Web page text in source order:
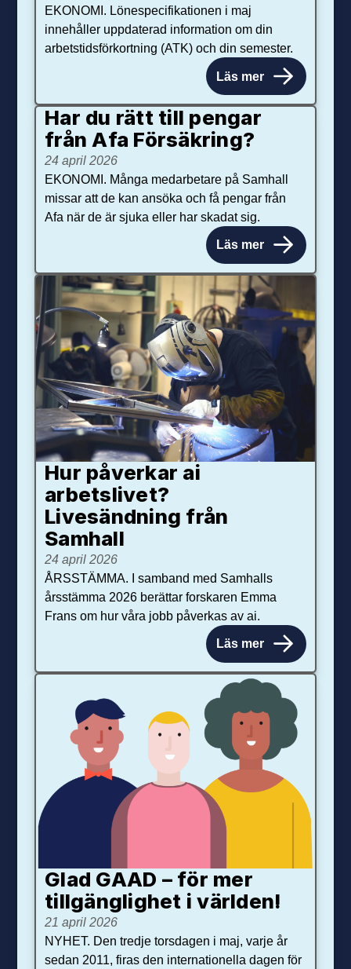
EKONOMI. Lönespecifikationen i maj
innehåller uppdaterad information om din
arbetstidsförkortning (ATK) och din semester.
Läs mer
Har du rätt till pengar
från Afa Försäkring?
24 april 2026
EKONOMI. Många medarbetare på Samhall
missar att de kan ansöka och få pengar från
Afa när de är sjuka eller har skadat sig.
Läs mer
Hur påverkar ai
arbetslivet?
Livesändning från
Samhall
24 april 2026
ÅRSSTÄMMA. I samband med Samhalls
årsstämma 2026 berättar forskaren Emma
Frans om hur våra jobb påverkas av ai.
Läs mer
Glad GAAD – för mer
tillgänglighet i världen!
21 april 2026
NYHET. Den tredje torsdagen i maj, varje år
sedan 2011, firas den internationella dagen för